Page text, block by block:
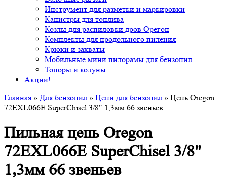
Инструмент для разметки и маркировки
Канистры для топлива
Козлы для распиловки дров Орегон
Комплекты для продольного пиления
Крюки и захваты
Мобильные мини пилорамы для бензопил
Топоры и колуны
Акции!
Главная » Для бензопил » Цепи для бензопил » Цепь Oregon
72EXL066E SuperChisel 3/8" 1,3мм 66 звеньев
Пильная цепь Oregon
72EXL066E SuperChisel 3/8"
1,3мм 66 звеньев